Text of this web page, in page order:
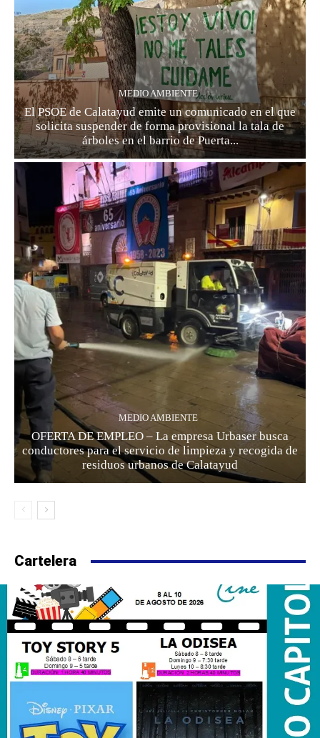
MEDIO AMBIENTE
El PSOE de Calatayud emite un comunicado en el que
solicita suspender de forma provisional la tala de
árboles en el barrio de Puerta...
MEDIO AMBIENTE
OFERTA DE EMPLEO – La empresa Urbaser busca
conductores para el servicio de limpieza y recogida de
residuos urbanos de Calatayud
Cartelera